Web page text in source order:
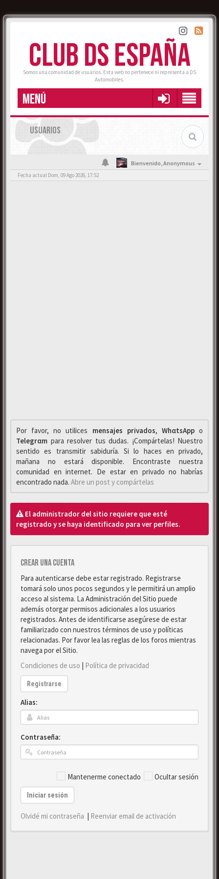
CLUB DS ESPAÑA
Somos una comunidad de usuarios. Esta web no pertenece ni representa a DS
Automobiles.
MENÚ
USUARIOS
Bienvenido,Anonymous
Fecha actual Dom, 09 Ago 2026, 17:52
Por favor, no utilices mensajes privados, WhαtsAppo
Telegrαm para resolver tus dudas. ¡Compártelas! Nuestro
sentido es transmitir sabiduría. Si lo haces en privado,
mañana no estará disponible. Encontraste nuestra
comunidad en internet. De estar en privado no habrías
encontrado nada. Abre un post y compártelas
El administrador del sitio requiere que esté
registrado y se haya identificado para ver perfiles.
Crear una cuenta
Para autenticarse debe estar registrado. Registrarse
tomará solo unos pocos segundos y le permitirá un amplio
acceso al sistema. La Administración del Sitio puede
además otorgar permisos adicionales a los usuarios
registrados. Antes de identificarse asegúrese de estar
familiarizado con nuestros términos de uso y políticas
relacionadas. Por favor lea las reglas de los foros mientras
navega por el Sitio.
Condiciones de uso | Política de privacidad
Registrarse
Alias:
Contraseña:
Mantenerme conectado Ocultar sesión
Iniciar sesión
Olvidé mi contraseña | Reenviar email de activación